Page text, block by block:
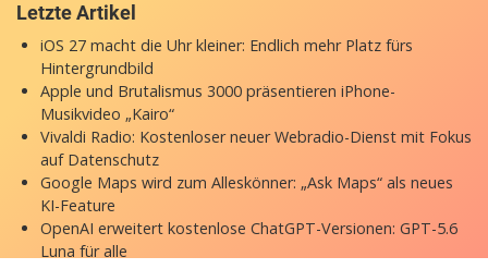
Letzte Artikel
iOS 27 macht die Uhr kleiner: Endlich mehr Platz fürs
Hintergrundbild
Apple und Brutalismus 3000 präsentieren iPhone-
Musikvideo „Kairo“
Vivaldi Radio: Kostenloser neuer Webradio-Dienst mit Fokus
auf Datenschutz
Google Maps wird zum Alleskönner: „Ask Maps“ als neues
KI-Feature
OpenAI erweitert kostenlose ChatGPT-Versionen: GPT-5.6
Luna für alle